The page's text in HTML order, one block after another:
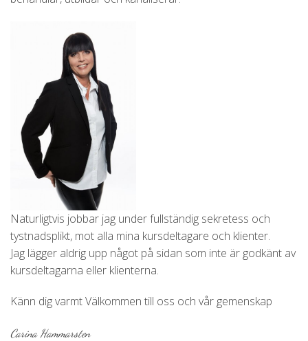
Naturligtvis jobbar jag under fullständig sekretess och
tystnadsplikt, mot alla mina kursdeltagare och klienter.
Jag lägger aldrig upp något på sidan som inte är godkänt av
kursdeltagarna eller klienterna.
Känn dig varmt Välkommen till oss och vår gemenskap
Carina Hammarsten